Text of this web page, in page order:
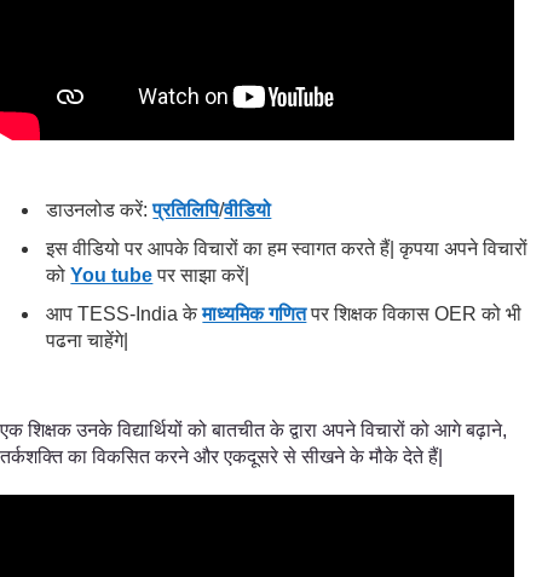
डाउनलोड करें:प्रतिलिपि/वीडियो
इस वीडियो पर आपके विचारों का हम स्वागत करते हैं| कृपया अपने विचारों
कोYou tubeपर साझा करें|
आप TESS-India केमाध्यमिक गणितपर शिक्षक विकास OER को भी
पढना चाहेंगे|
एक शिक्षक उनके विद्यार्थियों को बातचीत के द्वारा अपने विचारों को आगे बढ़ाने,
तर्कशक्ति का विकसित करने और एकदूसरे से सीखने के मौके देते हैं|